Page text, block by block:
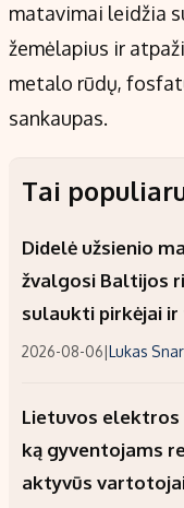
matavimai leidžia
žemėlapius ir
metalo rūdų,
sankaupas.
Tai
Didelė užsienio
žvalgosi Baltijos
sulaukti pirkėjai ir
2026-08-06|Lukas
Lietuvos elektros
ką gyventojams
aktyvūs